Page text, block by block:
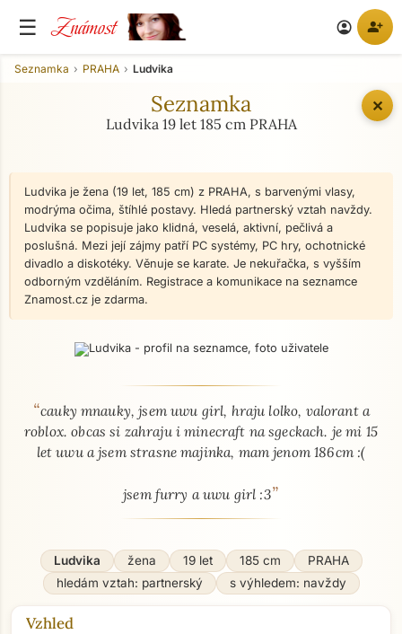
☰ Známost account_circle person_add
✕
Seznamka PRAHA Ludvika
Seznamka
Ludvika 19 let 185 cm PRAHA
Ludvika je žena (19 let, 185 cm) z PRAHA, s barvenými vlasy,
modrýma očima, štíhlé postavy. Hledá partnerský vztah navždy.
Ludvika se popisuje jako klidná, veselá, aktivní, pečlivá a
poslušná. Mezi její zájmy patří PC systémy, PC hry, ochotnické
divadlo a diskotéky. Věnuje se karate. Je nekuřačka, s vyšším
odborným vzděláním. Registrace a komunikace na seznamce
Znamost.cz je zdarma.
O mně - seznamka profil
“cauky mnauky, jsem uwu girl, hraju lolko, valorant a
roblox. obcas si zahraju i minecraft na sgeckach. je mi 15
let uwu a jsem strasne majinka, mam jenom 186cm :(
jsem furry a uwu girl :3”
Ludvika žena 19 let 185 cm
PRAHA
hledám vztah: partnerský
s výhledem: navždy
Vzhled